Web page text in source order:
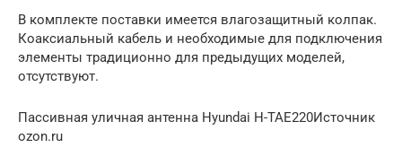
В комплекте поставки имеется влагозащитный колпак.
Коаксиальный кабель и необходимые для подключения
элементы традиционно для предыдущих моделей,
отсутствуют.
Пассивная уличная антенна Hyundai H-TAE220Источник
ozon.ru